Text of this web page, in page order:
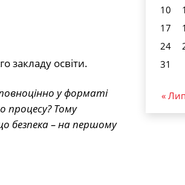
закладу освіти.
у форматі
процесу? Тому
безпека – на першому
10
17
24
31
« Лип